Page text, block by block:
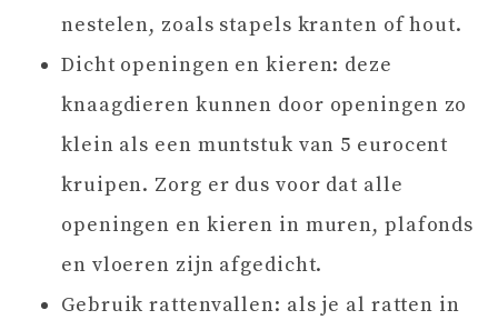
nestelen, zoals stapels kranten of hout.
Dicht openingen en kieren: deze
knaagdieren kunnen door openingen zo
klein als een muntstuk van 5 eurocent
kruipen. Zorg er dus voor dat alle
openingen en kieren in muren, plafonds
en vloeren zijn afgedicht.
Gebruik rattenvallen: als je al ratten in